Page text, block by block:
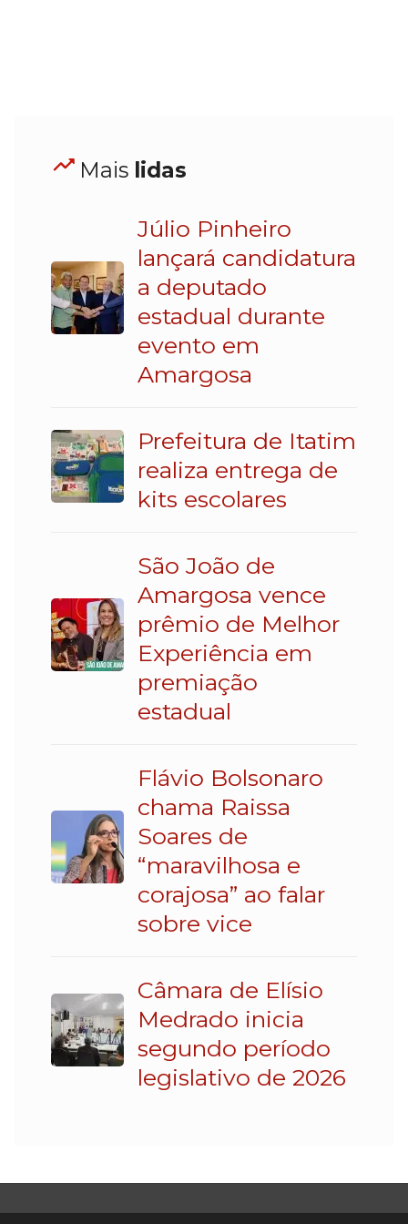
Mais lidas
Júlio Pinheiro
lançará candidatura
a deputado
estadual durante
evento em
Amargosa
Prefeitura de Itatim
realiza entrega de
kits escolares
São João de
Amargosa vence
prêmio de Melhor
Experiência em
premiação
estadual
Flávio Bolsonaro
chama Raissa
Soares de
“maravilhosa e
corajosa” ao falar
sobre vice
Câmara de Elísio
Medrado inicia
segundo período
legislativo de 2026